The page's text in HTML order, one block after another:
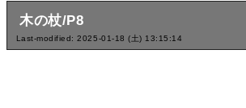
木の杖/P8
Last-modified: 2025-01-18 (土) 13:15:14